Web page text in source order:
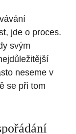
jde o proces.
svým
neseme v
se při tom